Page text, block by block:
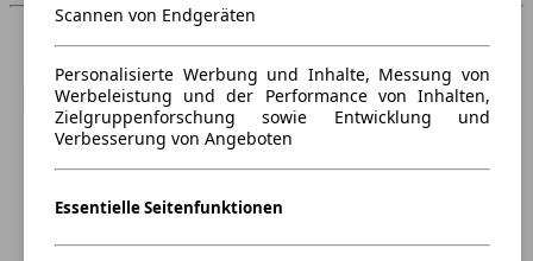
Scannen von Endgeräten
Personalisierte Werbung und Inhalte, Messung von
Werbeleistung und der Performance von Inhalten,
Zielgruppenforschung sowie Entwicklung und
Verbesserung von Angeboten
Essentielle Seitenfunktionen